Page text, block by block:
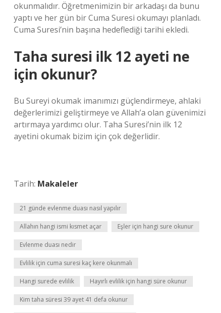
okunmalıdır. Öğretmenimizin bir arkadaşı da bunu
yaptı ve her gün bir Cuma Suresi okumayı planladı.
Cuma Suresi’nin başına hedeflediği tarihi ekledi.
Taha suresi ilk 12 ayeti ne
için okunur?
Bu Sureyi okumak imanımızı güçlendirmeye, ahlaki
değerlerimizi geliştirmeye ve Allah’a olan güvenimizi
artırmaya yardımcı olur. Taha Suresi’nin ilk 12
ayetini okumak bizim için çok değerlidir.
Tarih: Makaleler
21 günde evlenme duası nasıl yapılır
Allahın hangi ismi kısmet açar Eşler için hangi sure okunur
Evlenme duası nedir
Evlilik için cuma suresi kaç kere okunmalı
Hangi surede evlilik Hayırlı evlilik için hangi süre okunur
Kim taha süresi 39 ayet 41 defa okunur